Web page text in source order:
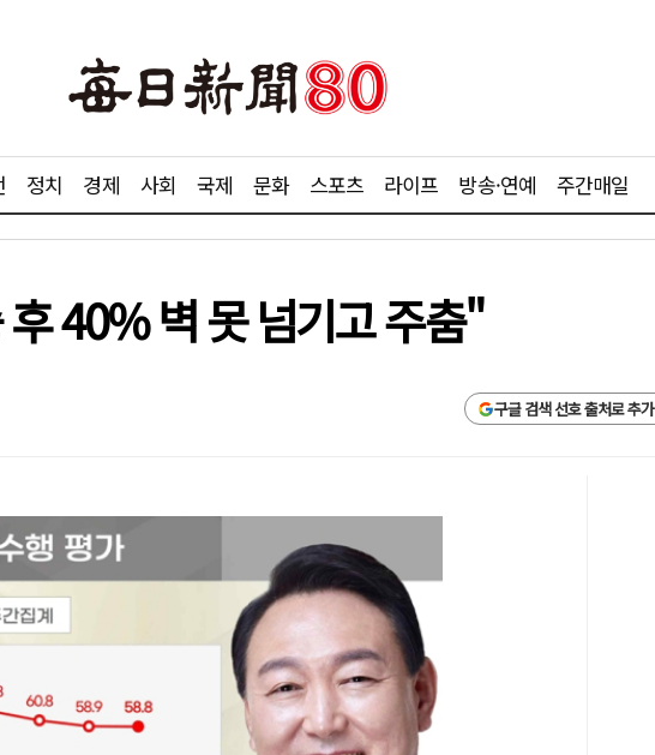
정치 경제 사회 국제 문화 스포츠 라이프 방송·연예 주간매일
40% 벽 못 넘기고 주춤"
구글 검색 선호 출처로 추가